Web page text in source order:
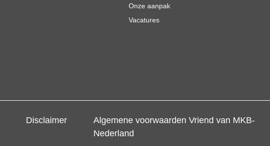
Onze aanpak
Vacatures
Disclaimer
Algemene voorwaarden Vriend van MKB-
Nederland